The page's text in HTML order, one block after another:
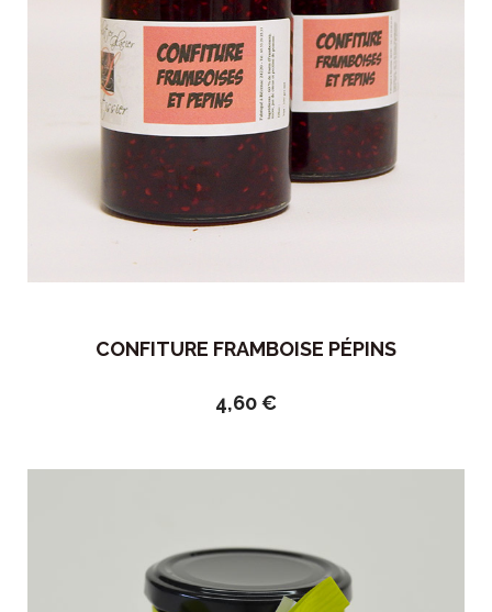
CONFITURE FRAMBOISE PÉPINS
4,60€